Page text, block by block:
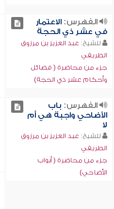
الفهرس:الاعتمار
في عشر ذي الحجة
للشيخ: عبد العزيز بن مرزوق
الطريفي
جزء من محاضرة ( فضائل
وأحكام عشر ذي الحجة)
الفهرس: باب
الأضاحي واجبة هي أم
لا
للشيخ: عبد العزيز بن مرزوق
الطريفي
جزء من محاضرة ( أبواب
الأضاحي)